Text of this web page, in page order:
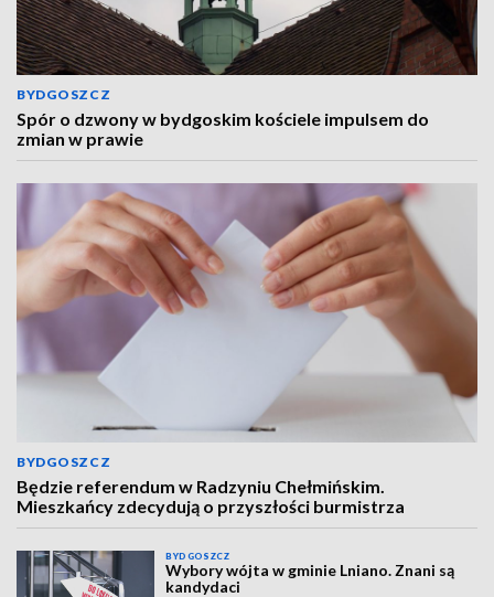
BYDGOSZCZ
Spór o dzwony w bydgoskim kościele impulsem do
zmian w prawie
BYDGOSZCZ
Będzie referendum w Radzyniu Chełmińskim.
Mieszkańcy zdecydują o przyszłości burmistrza
BYDGOSZCZ
Wybory wójta w gminie Lniano. Znani są
kandydaci